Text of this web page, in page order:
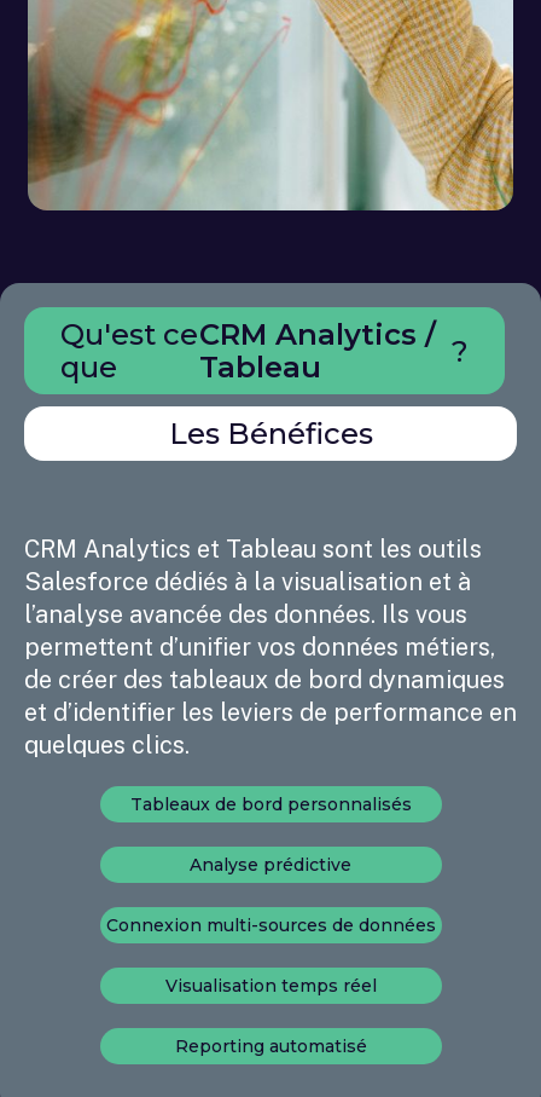
Qu'est ce
que
CRM Analytics /
Tableau
?
Les Bénéfices
CRM Analytics et Tableau sont les outils
Salesforce dédiés à la visualisation et à
l’analyse avancée des données. Ils vous
permettent d’unifier vos données métiers,
de créer des tableaux de bord dynamiques
et d’identifier les leviers de performance en
quelques clics.
Tableaux de bord personnalisés
Analyse prédictive
Connexion multi-sources de données
Visualisation temps réel
Reporting automatisé